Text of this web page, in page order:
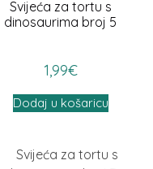
Svijeća za tortu s
dinosaurima broj 5
1,99€
Dodaj u košaricu